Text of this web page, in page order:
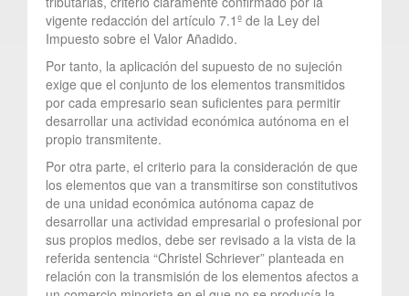
vigente redacción del artículo 7.1º de la Ley del
Impuesto sobre el Valor Añadido.
Por tanto, la aplicación del supuesto de no sujeción
exige que el conjunto de los elementos transmitidos
por cada empresario sean suficientes para permitir
desarrollar una actividad económica autónoma en el
propio transmitente.
Por otra parte, el criterio para la consideración de que
los elementos que van a transmitirse son constitutivos
de una unidad económica autónoma capaz de
desarrollar una actividad empresarial o profesional por
sus propios medios, debe ser revisado a la vista de la
referida sentencia “Christel Schriever” planteada en
relación con la transmisión de los elementos afectos a